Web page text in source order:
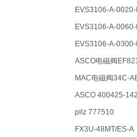
EVS3106-A-
EVS3106-A-
EVS3106-A-
ASCO电磁阀
MAC电磁阀34C-
ASCO 400425-
pilz 777510
FX3U-48MT/ES-A